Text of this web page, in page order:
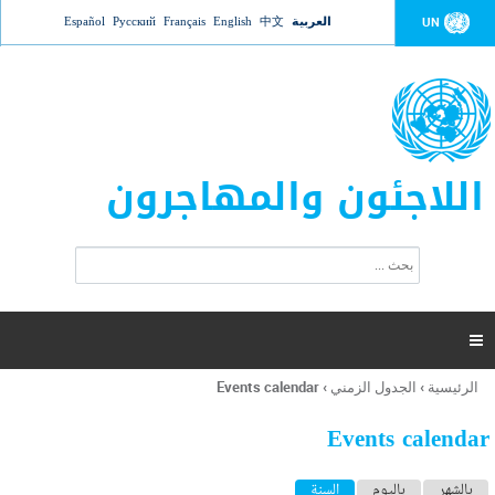
Jump to navigation UN العربية 中文
English
Français
Русский
Español
اللاجئون والمهاجرون
ت
ر
ل
ح
ب

أنت
هنا
الرئيسية › الجدول الزمني ›
Events calendar
Events calendar